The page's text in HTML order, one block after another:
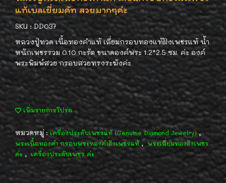
แท้เบลเยี่ยมคัท สวยมากๆค่ะ
SKU : DD037
หลวงปู่ทวด เนื้อทองคำแท้ เลี่ยมกรอบทองแท้ฝังเพชรแท้ น้ำ
หนักเพชรรวม 0.10 กะรัต ขนาดองค์พระ 1.2*2.5 ซม. ค่ะ องค์
พระพิมพ์สวย กรอบสวยทรงระฆังค่ะ
เพิ่มรายการโปรด
หมวดหมู่ : เครื่องประดับเพชรแท้ (Genuine Diamond Jewelry) ,
พระเนื้อทองคำ กรอบพระทองคำฝังเพชรแท้ , พระเลี่ยมทองฝังเพชร
ค่ะ , เครื่องประดับเพชร ค่ะ